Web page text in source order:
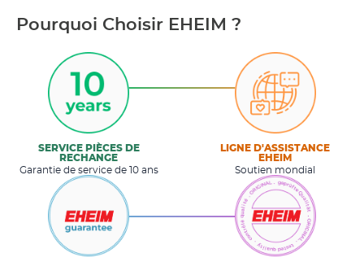
Pourquoi Choisir EHEIM ?
SERVICE PIÈCES DE
RECHANGE
Garantie de service de 10 ans
LIGNE D'ASSISTANCE
EHEIM
Soutien mondial